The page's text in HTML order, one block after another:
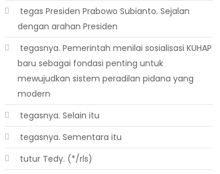
 tegas Presiden Prabowo Subianto. Sejalan
dengan arahan Presiden
 tegasnya. Pemerintah menilai sosialisasi KUHAP
baru sebagai fondasi penting untuk
mewujudkan sistem peradilan pidana yang
modern
 tegasnya. Selain itu
 tegasnya. Sementara itu
 tutur Tedy. (*/rls)